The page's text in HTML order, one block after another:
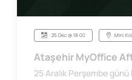
25 Dec @ 18:00 Mini
Ataşehir MyOffice
25 Aralık Perşembe